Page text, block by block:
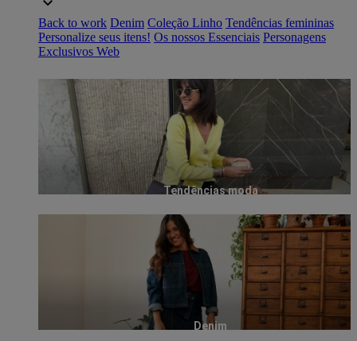
Back to work Denim Coleção Linho Tendências femininas
Personalize seus itens! Os nossos Essenciais Personagens
Exclusivos Web
Tendências moda
Denim